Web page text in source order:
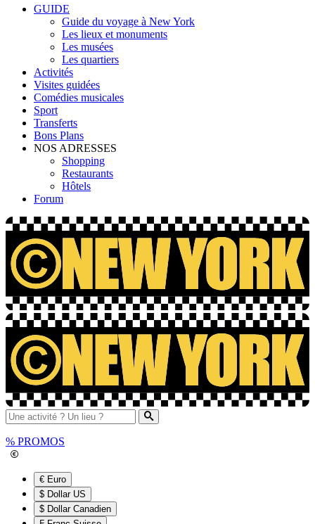
GUIDE
Guide du voyage à New York
Les lieux et monuments
Les musées
Les quartiers
Activités
Visites guidées
Comédies musicales
Sport
Transferts
Bons Plans
NOS ADRESSES
Shopping
Restaurants
Hôtels
Forum
% PROMOS
€ Euro
$ Dollar US
$ Dollar Canadien